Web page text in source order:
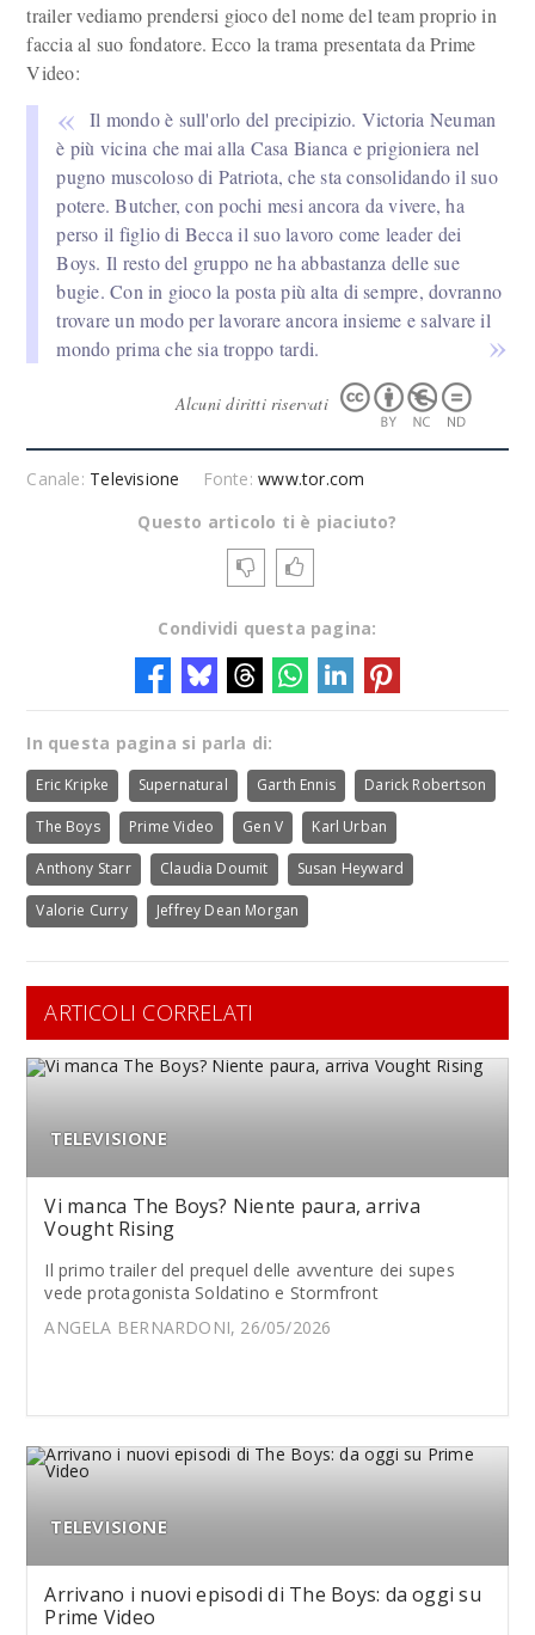
trailer vediamo prendersi gioco del nome del team proprio in
faccia al suo fondatore. Ecco la trama presentata da Prime
Video:
Il mondo è sull'orlo del precipizio. Victoria Neuman
è più vicina che mai alla Casa Bianca e prigioniera nel
pugno muscoloso di Patriota, che sta consolidando il suo
potere. Butcher, con pochi mesi ancora da vivere, ha
perso il figlio di Becca il suo lavoro come leader dei
Boys. Il resto del gruppo ne ha abbastanza delle sue
bugie. Con in gioco la posta più alta di sempre, dovranno
trovare un modo per lavorare ancora insieme e salvare il
mondo prima che sia troppo tardi.
Alcuni diritti riservati
Canale: Televisione Fonte:www.tor.com
Questo articolo ti è piaciuto?
Condividi questa pagina:
In questa pagina si parla di:
Eric Kripke Supernatural Garth Ennis Darick Robertson
The Boys Prime Video Gen V Karl Urban
Anthony Starr Claudia Doumit Susan Heyward
Valorie Curry Jeffrey Dean Morgan
ARTICOLI CORRELATI
TELEVISIONE
Vi manca The Boys? Niente paura, arriva
Vought Rising
Il primo trailer del prequel delle avventure dei supes
vede protagonista Soldatino e Stormfront
ANGELA BERNARDONI, 26/05/2026
TELEVISIONE
Arrivano i nuovi episodi di The Boys: da oggi su
Prime Video